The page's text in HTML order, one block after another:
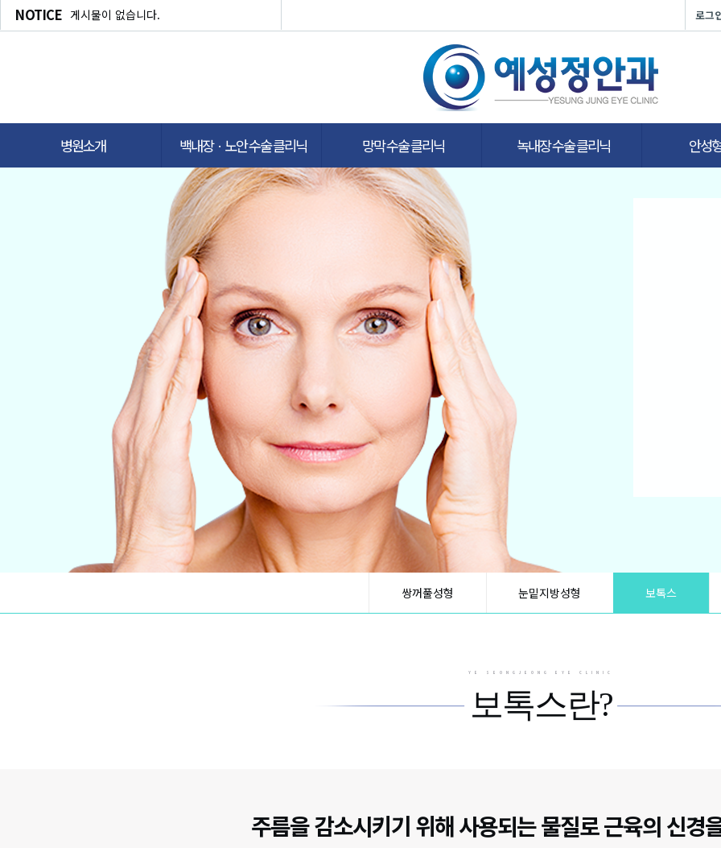
NOTICE 게시물이 없습니다. 로그
병원소개 백내장ㆍ노안 수술 클리닉 망막 수술 클리닉 녹내장 수술 클리닉 안성
쌍꺼풀성형 눈밑지방성형 보톡스
YE SEONGJEONG EYE CLINIC
보톡스란?
주름을 감소시키기 위해 사용되는 물질로 근육의 신경